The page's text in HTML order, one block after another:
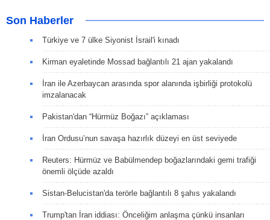
Son Haberler
Türkiye ve 7 ülke Siyonist İsrail'i kınadı
Kirman eyaletinde Mossad bağlantılı 21 ajan yakalandı
İran ile Azerbaycan arasında spor alanında işbirliği protokolü
imzalanacak
Pakistan'dan “Hürmüz Boğazı” açıklaması
İran Ordusu’nun savaşa hazırlık düzeyi en üst seviyede
Reuters: Hürmüz ve Babülmendep boğazlarındaki gemi trafiği
önemli ölçüde azaldı
Sistan-Belucistan'da terörle bağlantılı 8 şahıs yakalandı
Trump'tan İran iddiası: Önceliğim anlaşma çünkü insanları